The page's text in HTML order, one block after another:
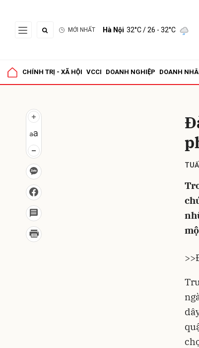
MỚI NHẤT Hà Nội 32°C/ 26 - 32°C
CHÍNH TRỊ - XÃ HỘI VCCI DOANH NGHIỆP DOANH